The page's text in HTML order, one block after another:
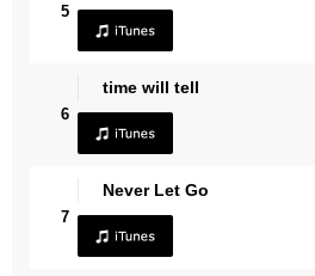
5
6
time will tell
7
Never Let Go